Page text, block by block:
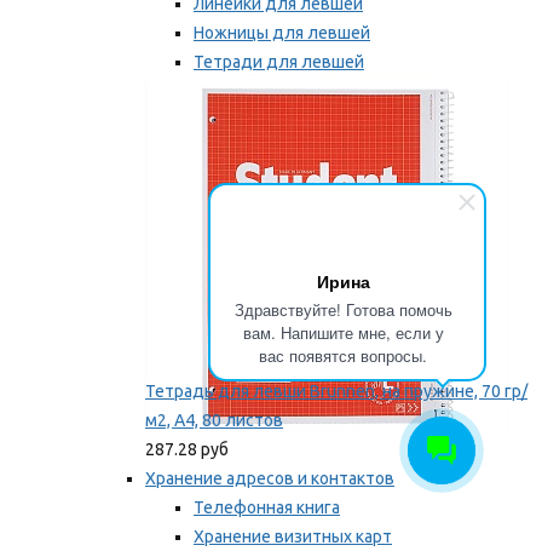
Ирина
Здравствуйте! Готова помочь
вам. Напишите мне, если у
вас появятся вопросы.
Ножницы для левшей
Тетради для левшей
Точилки для левшей
Мы рекомендуем
Тетрадь для левши Brunnen, на пружине, 70 гр/
м2, А4, 80 листов
287.28 руб
Хранение адресов и контактов
Телефонная книга
Хранение визитных карт